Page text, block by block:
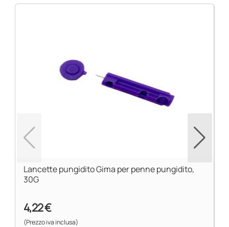
Lancette pungidito Gima per penne pungidito,
30G
4,22 €
(Prezzo iva inclusa)